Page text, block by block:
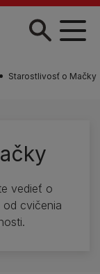
Starostlivosť o Mačky
vedieť o
od cvičenia